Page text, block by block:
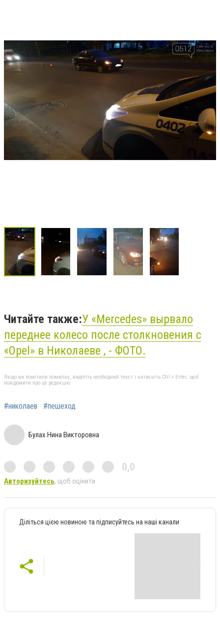
Читайте также:У «Mercedes» вырвало
переднее колесо после столкновения с
«Opel» в Николаеве , - ФОТО.
Якщо ви помітили помилку, виділіть необхідний текст і натисніть Ctrl + Enter, щоб
повідомити про це редакцію
#николаев #пешеход
Булах Нина Викторовна
0,0
Авторизуйтесь, щоб оцінити
Діліться цією новиною та підписуйтесь на наші канали